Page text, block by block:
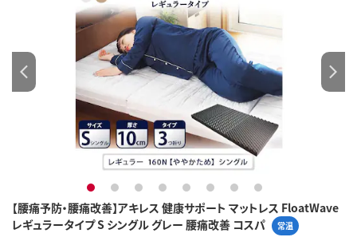
【腰痛予防・腰痛改善】アキレス 健康サポート マットレス FloatWave
レギュラータイプ S シングル グレー 腰痛改善 コスパ
常温
1 2 3 4 5 6 7 8